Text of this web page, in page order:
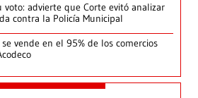
voto: advierte que Corte evitó analizar
contra la Policía Municipal
vende en el 95% de los comercios